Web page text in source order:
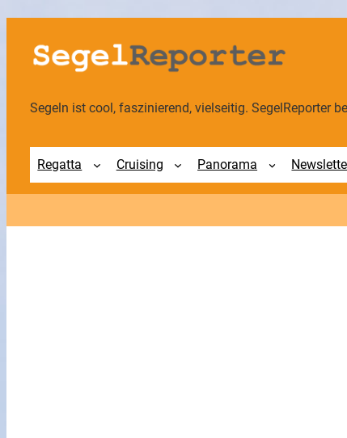
Zum
Inhalt
springen
Segeln ist cool, faszinierend, vielseitig. SegelReporter
Regatta Cruising Panorama